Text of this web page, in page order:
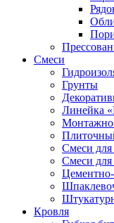
Смеси
Грунты
Линейка
Смеси для
Смеси для
Кровля